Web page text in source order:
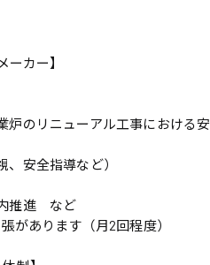
ーカー】
炉のリニューアル工事における
、安全指導など）
推進 など
があります（月2回程度）